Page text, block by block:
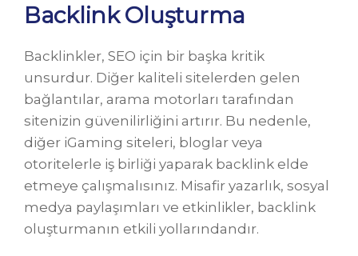
Backlink Oluşturma
Backlinkler, SEO için bir başka kritik
unsurdur. Diğer kaliteli sitelerden gelen
bağlantılar, arama motorları tarafından
sitenizin güvenilirliğini artırır. Bu nedenle,
diğer iGaming siteleri, bloglar veya
otoritelerle iş birliği yaparak backlink elde
etmeye çalışmalısınız. Misafir yazarlık, sosyal
medya paylaşımları ve etkinlikler, backlink
oluşturmanın etkili yollarındandır.